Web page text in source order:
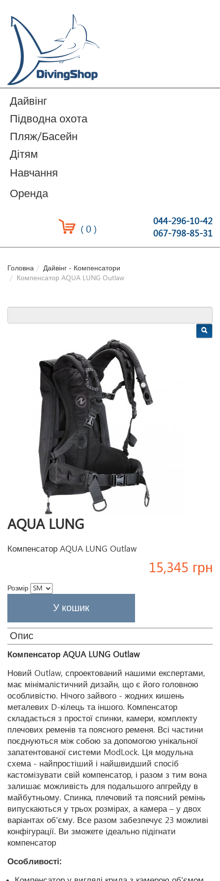
Дайвінг
Підводна охота
Пляж/Басейн
Дітям
Навчання
Оренда
(0 )
044-296-10-42
067-798-85-31
Головна
Дайвінг - Компенсатори
Компенсатор AQUA LUNG Outlaw
AQUA LUNG
Компенсатор AQUA LUNG Outlaw
15,345 грн
Розмір
Опис
Компенсатор AQUA LUNG Outlaw
Новий Outlaw, спроектований нашими експертами,
має мінімалістичний дизайн, що є його головною
особливістю. Нічого зайвого - жодних кишень
металевих D-кілець та іншого. Компенсатор
складається з простої спинки, камери, комплекту
плечових ременів та поясного ременя. Всі частини
поєднуються між собою за допомогою унікальної
запатентованої системи ModLock. Ця модульна
схема - найпростіший і найшвидший спосіб
кастомізувати свій компенсатор, і разом з тим вона
залишає можливість для подальшого апгрейду в
майбутньому. Спинка, плечовий та поясний ремінь
випускаються у трьох розмірах, а камера – у двох
варіантах об'єму. Все разом забезпечує 23 можливі
конфігурації. Ви зможете ідеально підігнати
компенсатор
Особливості: